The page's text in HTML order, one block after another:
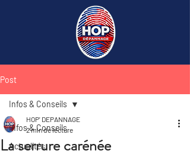
Post
Infos & Conseils
Actualités
Infos & Conseils
La serrure carénée
HOP' DEPANNAGE
2 min de lecture